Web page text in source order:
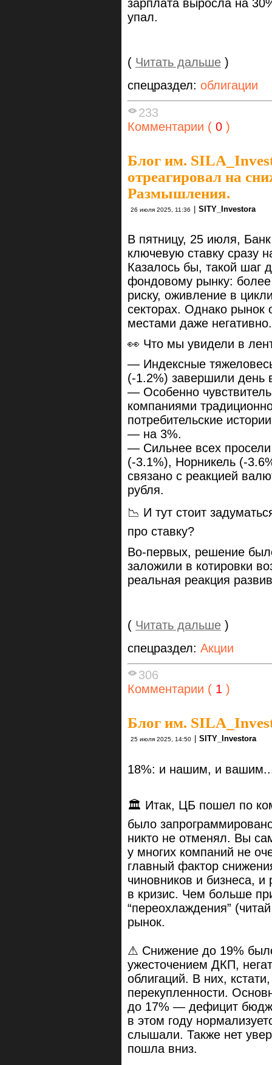
зарплата выросла на
упал.
( Читать дальше )
спецраздел: облигации
233
Комментарии ( 0 )
Блог им.
отреагировал на
Размышления.
26 июля 2025, 11:36 SITY_Investora
В пятницу, 25 июля,
ключевую ставку сразу
Казалось бы, такой шаг
фондовому рынку:
риску, оживление в
секторах. Однако рынок
местами даже негативно.
👀 Что мы увидели в
— Индексные
(-1.2%) завершили день
— Особенно
компаниями
потребительские
— на 3%.
— Сильнее всех
(-3.1%), Норникель (-
связано с реакцией
рубля.
📉 И тут стоит
про ставку?
Во-первых, решение
заложили в котировки
реальная реакция
( Читать дальше )
спецраздел: Акции
306
Комментарии ( 1 )
Блог им.
25 июля 2025, 14:50 SITY_Investora
18%: и нашим, и
🏛 Итак, ЦБ пошел по
было
никто не отменял. Вы
у многих компаний не
главный фактор
чиновников и бизнеса,
в кризис. Чем больше
“переохлаждения”
рынок.
⚠ Снижение до 19%
ужесточением ДКП,
облигаций. В них,
перекупленности.
до 17% — дефицит
в этом году
слышали. Также нет
пошла вниз.